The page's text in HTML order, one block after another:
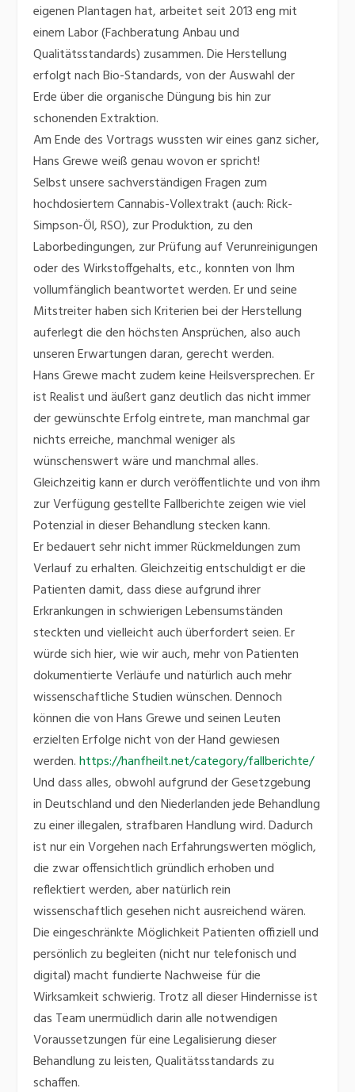
eigenen Plantagen hat, arbeitet seit 2013 eng mit
einem Labor (Fachberatung Anbau und
Qualitätsstandards) zusammen. Die Herstellung
erfolgt nach Bio-Standards, von der Auswahl der
Erde über die organische Düngung bis hin zur
schonenden Extraktion.
Am Ende des Vortrags wussten wir eines ganz sicher,
Hans Grewe weiß genau wovon er spricht!
Selbst unsere sachverständigen Fragen zum
hochdosiertem Cannabis-Vollextrakt (auch: Rick-
Simpson-Öl, RSO), zur Produktion, zu den
Laborbedingungen, zur Prüfung auf Verunreinigungen
oder des Wirkstoffgehalts, etc., konnten von Ihm
vollumfänglich beantwortet werden. Er und seine
Mitstreiter haben sich Kriterien bei der Herstellung
auferlegt die den höchsten Ansprüchen, also auch
unseren Erwartungen daran, gerecht werden.
Hans Grewe macht zudem keine Heilsversprechen. Er
ist Realist und äußert ganz deutlich das nicht immer
der gewünschte Erfolg eintrete, man manchmal gar
nichts erreiche, manchmal weniger als
wünschenswert wäre und manchmal alles.
Gleichzeitig kann er durch veröffentlichte und von ihm
zur Verfügung gestellte Fallberichte zeigen wie viel
Potenzial in dieser Behandlung stecken kann.
Er bedauert sehr nicht immer Rückmeldungen zum
Verlauf zu erhalten. Gleichzeitig entschuldigt er die
Patienten damit, dass diese aufgrund ihrer
Erkrankungen in schwierigen Lebensumständen
steckten und vielleicht auch überfordert seien. Er
würde sich hier, wie wir auch, mehr von Patienten
dokumentierte Verläufe und natürlich auch mehr
wissenschaftliche Studien wünschen. Dennoch
können die von Hans Grewe und seinen Leuten
erzielten Erfolge nicht von der Hand gewiesen
werden.https://hanfheilt.net/category/fallberichte/
Und dass alles, obwohl aufgrund der Gesetzgebung
in Deutschland und den Niederlanden jede Behandlung
zu einer illegalen, strafbaren Handlung wird. Dadurch
ist nur ein Vorgehen nach Erfahrungswerten möglich,
die zwar offensichtlich gründlich erhoben und
reflektiert werden, aber natürlich rein
wissenschaftlich gesehen nicht ausreichend wären.
Die eingeschränkte Möglichkeit Patienten offiziell und
persönlich zu begleiten (nicht nur telefonisch und
digital) macht fundierte Nachweise für die
Wirksamkeit schwierig. Trotz all dieser Hindernisse ist
das Team unermüdlich darin alle notwendigen
Voraussetzungen für eine Legalisierung dieser
Behandlung zu leisten, Qualitätsstandards zu
schaffen.